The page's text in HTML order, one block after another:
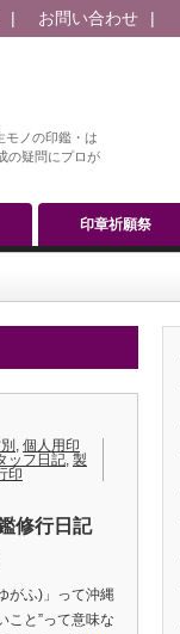
お問い合わせ
モノの印鑑・は
の疑問にプロが
印章祈願祭
, 個人用印
ッフ日記, 製
印
修行日記
がふ)」って沖縄
こと”って意味な